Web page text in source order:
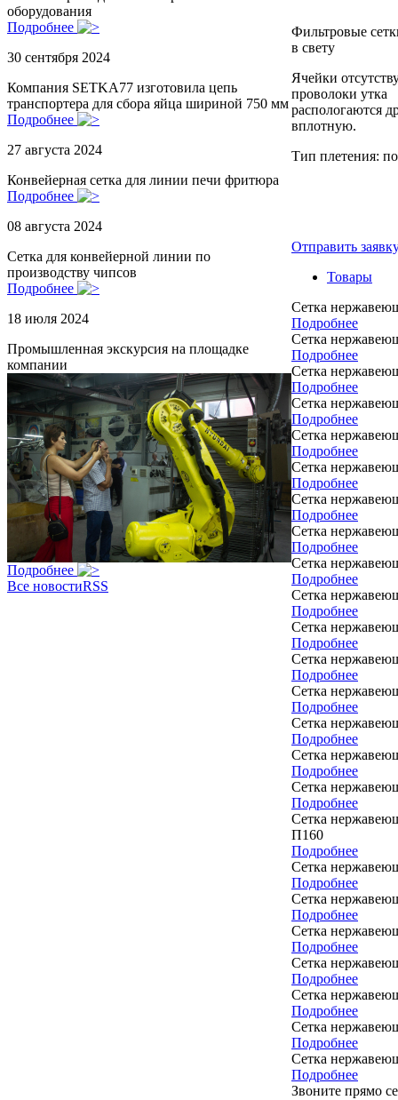
оборудования
Подробнее
30 сентября 2024
Компания SETKA77 изготовила цепь
транспортера для сбора яйца шириной 750 мм
Подробнее
27 августа 2024
Конвейерная сетка для линии печи фритюра
Подробнее
08 августа 2024
Сетка для конвейерной линии по
производству чипсов
Подробнее
18 июля 2024
Промышленная экскурсия на площадке
компании
Подробнее
Все новостиRSS
Фильтровые
в свету
Ячейки
проволоки утка
распологаются
вплотную.
Тип плетения:
Отправить
Товары
Сетка
Подробнее
Сетка
Подробнее
Сетка
Подробнее
Сетка
Подробнее
Сетка
Подробнее
Сетка
Подробнее
Сетка
Подробнее
Сетка
Подробнее
Сетка
Подробнее
Сетка
Подробнее
Сетка
Подробнее
Сетка
Подробнее
Сетка
Подробнее
Сетка
Подробнее
Сетка
Подробнее
Сетка
Подробнее
Сетка
П160
Подробнее
Сетка
Подробнее
Сетка
Подробнее
Сетка
Подробнее
Сетка
Подробнее
Сетка
Подробнее
Сетка
Подробнее
Сетка
Подробнее
Звоните прямо